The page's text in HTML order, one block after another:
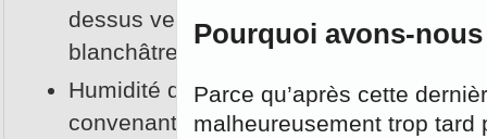
dessus vert pâle et lisse, dessous vert
blanchâtre ou bleuâtre.
Humidité du sol moyenne à élevée,
convenant à tout type de sol.
Pourquoi avons-
Parce qu’après cette
malheureusement trop tard